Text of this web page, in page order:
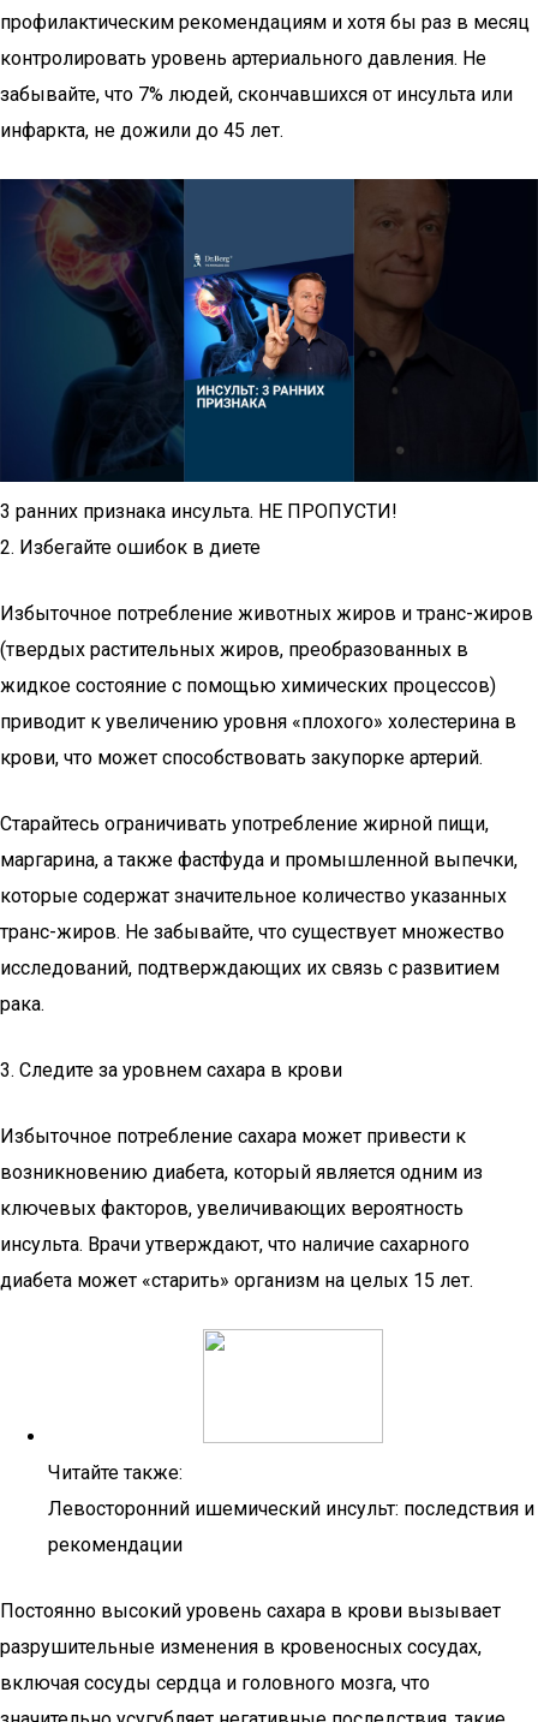
профилактическим рекомендациям и хотя бы раз в месяц
контролировать уровень артериального давления. Не
забывайте, что 7% людей, скончавшихся от инсульта или
инфаркта, не дожили до 45 лет.
3 ранних признака инсульта. НЕ ПРОПУСТИ!
2. Избегайте ошибок в диете
Избыточное потребление животных жиров и транс-жиров
(твердых растительных жиров, преобразованных в
жидкое состояние с помощью химических процессов)
приводит к увеличению уровня «плохого» холестерина в
крови, что может способствовать закупорке артерий.
Старайтесь ограничивать употребление жирной пищи,
маргарина, а также фастфуда и промышленной выпечки,
которые содержат значительное количество указанных
транс-жиров. Не забывайте, что существует множество
исследований, подтверждающих их связь с развитием
рака.
3. Следите за уровнем сахара в крови
Избыточное потребление сахара может привести к
возникновению диабета, который является одним из
ключевых факторов, увеличивающих вероятность
инсульта. Врачи утверждают, что наличие сахарного
диабета может «старить» организм на целых 15 лет.
Читайте также:
Левосторонний ишемический инсульт: последствия и
рекомендации
Постоянно высокий уровень сахара в крови вызывает
разрушительные изменения в кровеносных сосудах,
включая сосуды сердца и головного мозга, что